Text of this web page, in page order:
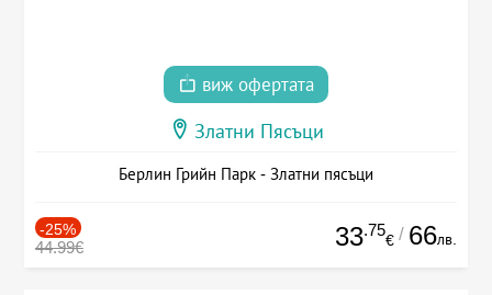
виж офертата
Златни Пясъци
Берлин Грийн Парк - Златни пясъци
-25%
44.99€ 33.75
€ / 66лв.